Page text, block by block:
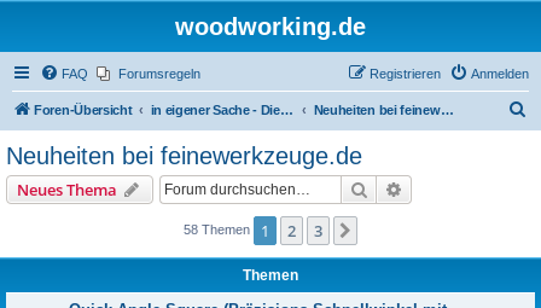
woodworking.de
FAQ Forumsregeln Anmelden
Registrieren
Foren-Übersicht in eigener Sache - Dieter Schmid Werkzeuge GmbH Neuheiten bei feinewerkzeuge.de
Neuheiten bei feinewerkzeuge.de
Neues Thema Suche
58 Themen 1 2 3
Themen